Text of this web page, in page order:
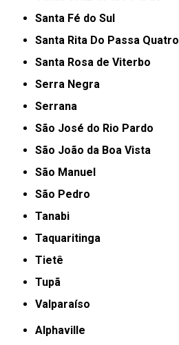
Santa Fé do Sul
Santa Rita Do Passa Quatro
Santa Rosa de Viterbo
Serra Negra
Serrana
São José do Rio Pardo
São João da Boa Vista
São Manuel
São Pedro
Tanabi
Taquaritinga
Tietê
Tupã
Valparaíso
Alphaville